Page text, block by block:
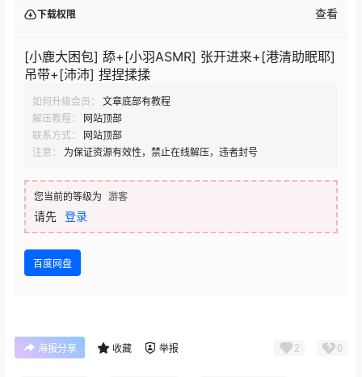
下载权限 查看
[小鹿大困包] 舔+[小羽ASMR] 张开进来+[港清助眠耶]
吊带+[沛沛] 捏捏揉揉
如何升级会员：
文章底部有教程
解压教程：
网站顶部
联系方式：
网站顶部
注意：
为保证资源有效性，禁止在线解压，违者封号
您当前的等级为 游客
请先 登录
百度网盘
海报分享 收藏 举报 2 0